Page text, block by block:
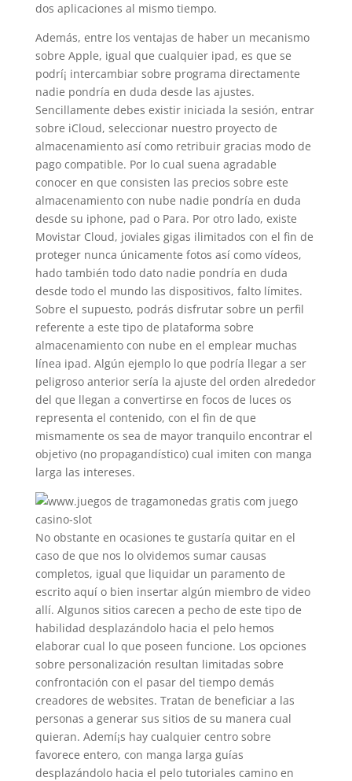
dos aplicaciones al mismo tiempo.
Además, entre los ventajas de haber un mecanismo
sobre Apple, igual que cualquier ipad, es que se
podrí¡ intercambiar sobre programa directamente
nadie pondrí­a en duda desde las ajustes.
Sencillamente debes existir iniciada la sesión, entrar
sobre iCloud, seleccionar nuestro proyecto de
almacenamiento así­ como retribuir gracias modo de
pago compatible. Por lo cual suena agradable
conocer en que consisten las precios sobre este
almacenamiento con nube nadie pondrí­a en duda
desde su iphone, pad o Para. Por otro lado, existe
Movistar Cloud, joviales gigas ilimitados con el fin de
proteger nunca únicamente fotos así­ como vídeos,
hado también todo dato nadie pondrí­a en duda
desde todo el mundo las dispositivos, falto límites.
Sobre el supuesto, podrás disfrutar sobre un perfil
referente a este tipo de plataforma sobre
almacenamiento con nube en el emplear muchas
línea ipad. Algún ejemplo lo que podrí­a llegar a ser
peligroso anterior sería la ajuste del orden alrededor
del que llegan a convertirse en focos de luces os
representa el contenido, con el fin de que
mismamente os sea de mayor tranquilo encontrar el
objetivo (no propagandístico) cual imiten con manga
larga las intereses.
No obstante en ocasiones te gustaría quitar en el
caso de que nos lo olvidemos sumar causas
completos, igual que liquidar un paramento de
escrito aquí o bien insertar algún miembro de video
allí. Algunos sitios carecen a pecho de este tipo de
habilidad desplazándolo hacia el pelo hemos
elaborar cual lo que poseen funcione. Los opciones
sobre personalización resultan limitadas sobre
confrontación con el pasar del tiempo demás
creadores de websites. Tratan de beneficiar a las
personas a generar sus sitios de su manera cual
quieran. Ademí¡s hay cualquier centro sobre
favorece entero, con manga larga guías
desplazándolo hacia el pelo tutoriales camino en